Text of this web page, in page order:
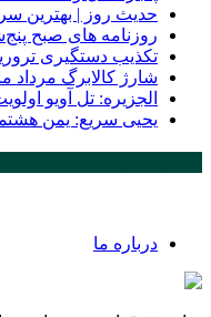
حدیث روز | بهترین
روزنامه‌ های صبح پنج‌شنبه ۱۵
تکذیب دستگیری
شارژ کالابرگ مرداد
الجزیره: تل آویو
یحیی سریع: یمن
درباره ما